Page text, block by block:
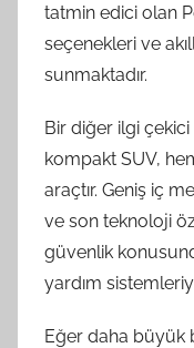
tatmin edici olan
seçenekleri ve
sunmaktadır.
Bir diğer ilgi
kompakt SUV,
araçtır. Geniş iç
ve son teknoloji
güvenlik
yardım
Eğer daha büyük